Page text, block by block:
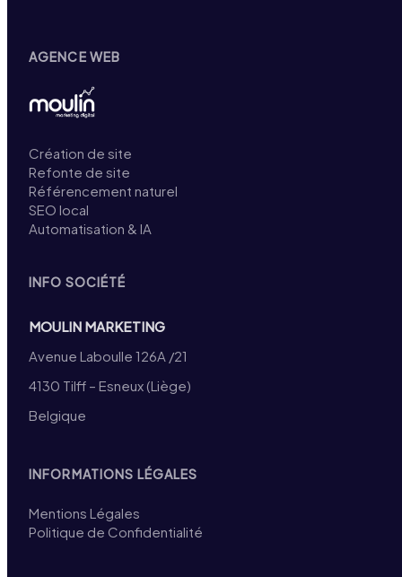
AGENCE WEB
Création de site
Refonte de site
Référencement naturel
SEO local
Automatisation & IA
INFO SOCIÉTÉ
MOULIN MARKETING
Avenue Laboulle 126A /21
4130 Tilff – Esneux (Liège)
Belgique
INFORMATIONS LÉGALES
Mentions Légales
Politique de Confidentialité